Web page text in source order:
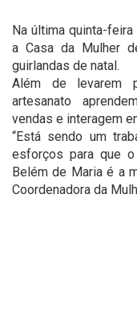
Na última quinta-
a Casa da Mulher
guirlandas de natal.
Além de levarem
artesanato
vendas e interagem
“Está sendo um
esforços para que
Belém de Maria é a
Coordenadora da